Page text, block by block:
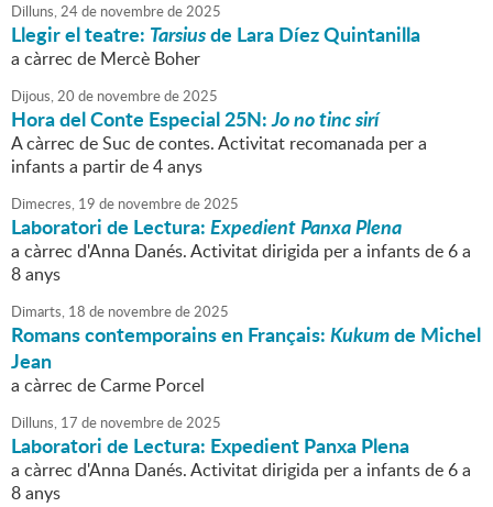
Dilluns,24de novembrede2025
Llegir el teatre: Tarsiusde Lara Díez Quintanilla
a càrrec de Mercè Boher
Dijous,20 de novembrede2025
Hora del Conte Especial 25N:Jo no tinc sirí
A càrrec de Suc de contes. Activitat recomanada per a
infants a partir de 4 anys
Dimecres, 19 de novembrede2025
Laboratori de Lectura:Expedient Panxa Plena
a càrrec d'Anna Danés. Activitat dirigida per a infants de 6 a
8 anys
Dimarts, 18 de novembrede2025
Romans contemporains en Français:Kukumde Michel
Jean
a càrrec de Carme Porcel
Dilluns, 17 de novembrede2025
Laboratori de Lectura: Expedient Panxa Plena
a càrrec d'Anna Danés. Activitat dirigida per a infants de 6 a
8 anys